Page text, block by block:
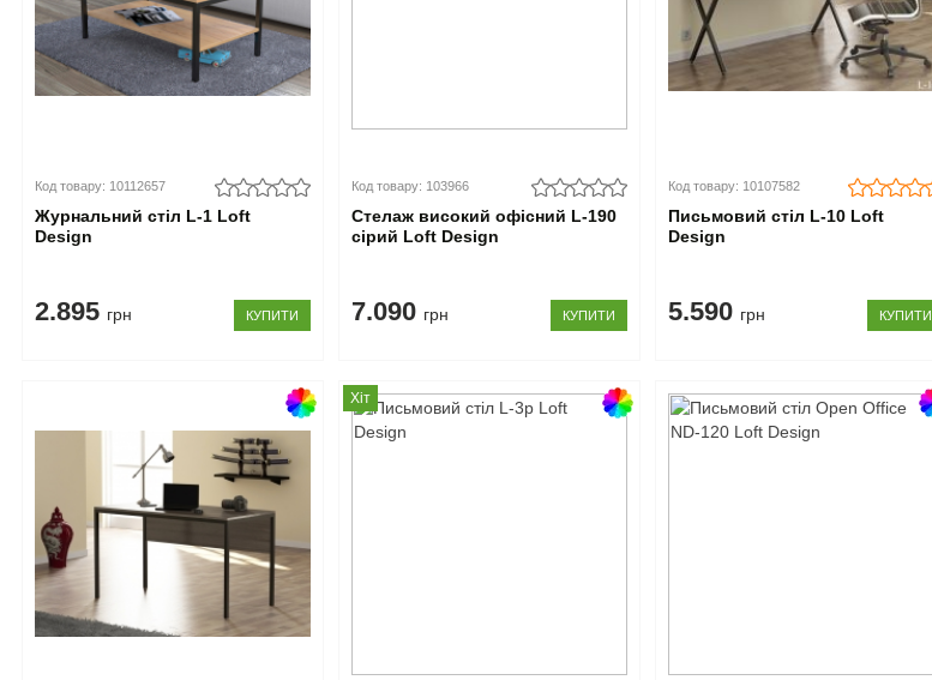
Код товару: 10112657
Журнальний стіл L-1 Loft
Design
2.895 грн КУПИТИ
Код товару: 103966
Стелаж високий офісний L-190
сірий Loft Design
7.090 грн КУПИТИ
Код товару: 10107582
Письмовий стіл L-10 Loft
Design
5.590 грн КУПИТИ
Хіт